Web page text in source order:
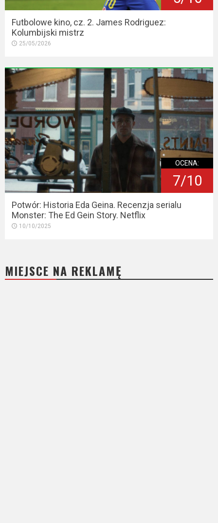
Futbolowe kino, cz. 2. James Rodriguez:
Kolumbijski mistrz
25/05/2026
OCENA:
7/10
Potwór: Historia Eda Geina. Recenzja serialu
Monster: The Ed Gein Story. Netflix
10/10/2025
MIEJSCE NA REKLAMĘ